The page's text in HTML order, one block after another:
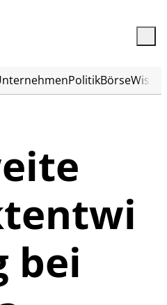
PolitikBörse
bei